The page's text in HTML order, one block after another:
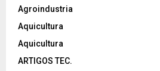
Agroindustria
Aquicultura
Aquicultura
ARTIGOS TEC.